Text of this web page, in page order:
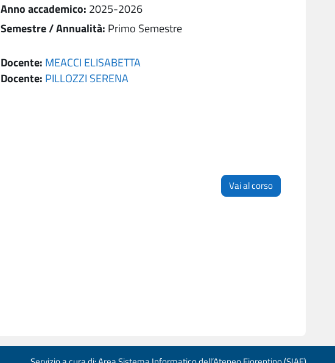
Anno accademico: 2025-2026
Semestre / Annualità: Primo Semestre
Docente: MEACCI ELISABETTA
Docente: PILLOZZI SERENA
Vai al corso